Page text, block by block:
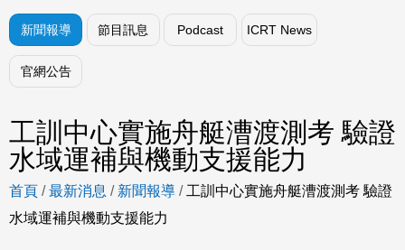
新聞報導 節目訊息 Podcast ICRT News
官網公告
工訓中心實施舟艇漕渡測考 驗證
水域運補與機動支援能力
首頁 /最新消息 / 新聞報導 / 工訓中心實施舟艇漕渡測考 驗證
水域運補與機動支援能力